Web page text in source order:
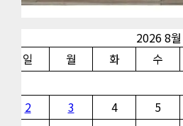
2026 8월
일
월 화 수
2
3 4 5